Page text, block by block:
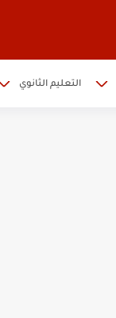
التعليم الثانوي